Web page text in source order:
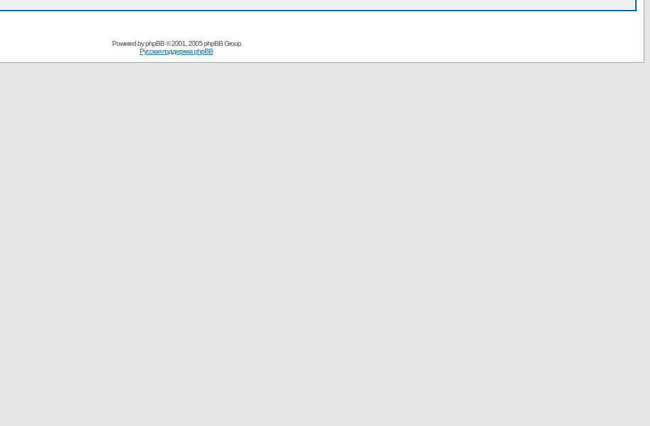
Powered byphpBB© 2001, 2005 phpBB Group
Русская поддержка phpBB